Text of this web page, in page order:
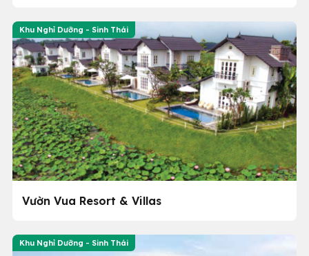
Khu Nghỉ Dưỡng - Sinh Thái
Vườn Vua Resort & Villas
Khu Nghỉ Dưỡng - Sinh Thái